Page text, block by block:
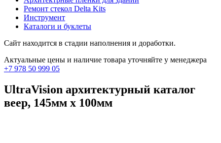
Ремонт стекол Delta Kits
Инструмент
Каталоги и буклеты
Сайт находится в стадии наполнения и доработки.
Актуальные цены и наличие товара уточняйте у менеджера
+7 978 50 999 05
UltraVision архитектурный каталог
веер, 145мм х 100мм